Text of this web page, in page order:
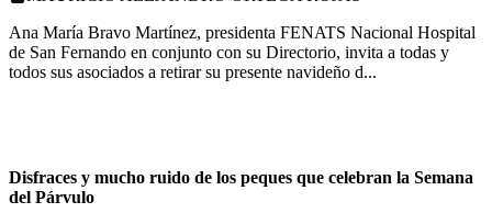
Ana María Bravo Martínez, presidenta FENATS Nacional Hospital
de San Fernando en conjunto con su Directorio, invita a todas y
todos sus asociados a retirar su presente navideño d...
Disfraces y mucho ruido de los peques que celebran la Semana
del Párvulo